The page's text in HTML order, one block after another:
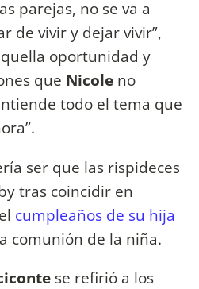
parejas, no se va a
de vivir y dejar vivir”,
oportunidad y
que Nicole no
todo el tema que
ser que las rispideces
tras coincidir en
cumpleaños de su hija
comunión de la niña.
se refirió a los